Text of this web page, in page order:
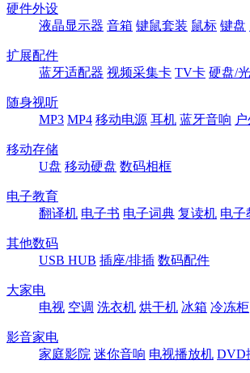
硬件外设
液晶显示器 音箱 键鼠套装 鼠标 键盘
扩展配件
蓝牙适配器 视频采集卡 TV卡 硬盘/
随身视听
MP3 MP4 移动电源 耳机 蓝牙音响
移动存储
U盘 移动硬盘 数码相框
电子教育
翻译机 电子书 电子词典 复读机 电子
其他数码
USB HUB 插座/排插 数码配件
大家电
电视 空调 洗衣机 烘干机 冰箱 冷冻柜
影音家电
家庭影院 迷你音响 电视播放机 DVD